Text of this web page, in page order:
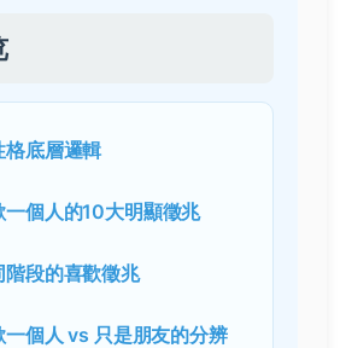
格底層邏輯
一個人的10大明顯徵兆
階段的喜歡徵兆
一個人 vs 只是朋友的分辨